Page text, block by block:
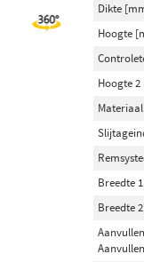
Dikte
Hoogte
Hoogte
Materiaal
Breedte
Breedte